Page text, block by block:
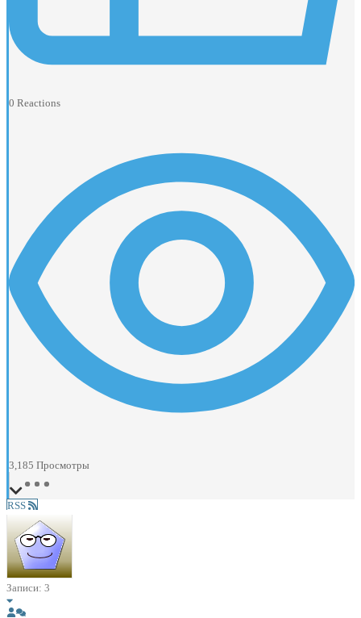
0 Reactions
3,185 Просмотры
RSS
Записи: 3